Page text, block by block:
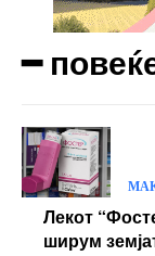
━
Лекот
ширум